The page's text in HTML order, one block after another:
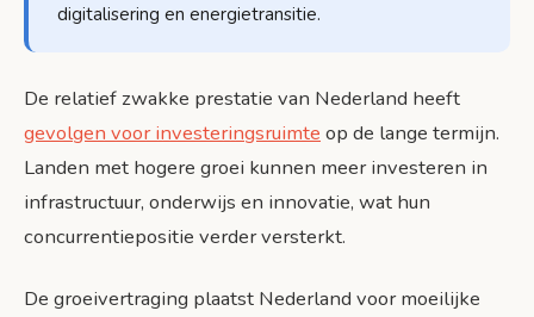
digitalisering en energietransitie.
De relatief zwakke prestatie van Nederland heeft
gevolgen voor investeringsruimte op de lange termijn.
Landen met hogere groei kunnen meer investeren in
infrastructuur, onderwijs en innovatie, wat hun
concurrentiepositie verder versterkt.
De groeivertraging plaatst Nederland voor moeilijke